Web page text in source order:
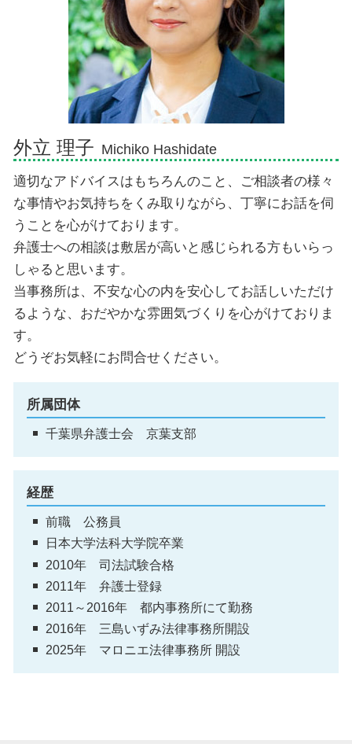
遺産相続 兄弟 絶縁
交通事故 弁護士 沼津市
債務整理 弁護士 伊東市
債務整理 弁護士 沼津市
相続 弁護士 伊豆市
外立 理子 Michiko Hashidate
適切なアドバイスはもちろんのこと、ご相談者の様々
な事情やお気持ちをくみ取りながら、丁寧にお話を伺
うことを心がけております。
弁護士への相談は敷居が高いと感じられる方もいらっ
しゃると思います。
当事務所は、不安な心の内を安心してお話しいただけ
るような、おだやかな雰囲気づくりを心がけておりま
す。
どうぞお気軽にお問合せください。
所属団体
千葉県弁護士会 京葉支部
経歴
前職 公務員
日本大学法科大学院卒業
2010年 司法試験合格
2011年 弁護士登録
2011～2016年 都内事務所にて勤務
2016年 三島いずみ法律事務所開設
2025年 マロニエ法律事務所 開設